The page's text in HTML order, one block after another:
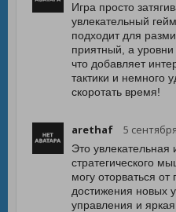
Игра просто
увлекательный
подходит для
приятный, а
что добавляет
тактики и немного
скоротать время!
arethaf 5
Это увлекательная
стратегического
могу оторваться
достижения новых
управления и